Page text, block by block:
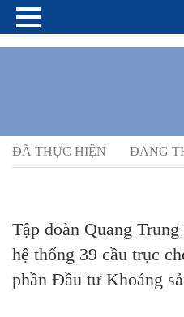
ĐÃ THỰC HIỆN ĐANG
Tập đoàn Quang
hệ thống 39 cầu trục
phần Đầu tư Khoáng